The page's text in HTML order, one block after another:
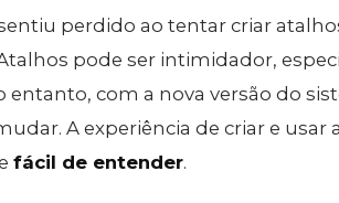
perdido ao tentar criar
pode ser intimidador,
entanto, com a nova versão do
A experiência de criar e
fácil de entender.